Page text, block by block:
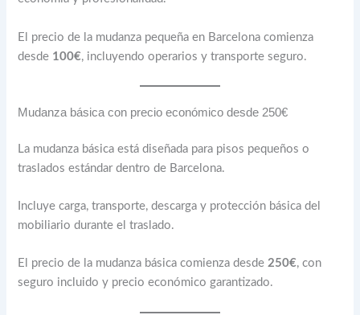
El precio de la mudanza pequeña en Barcelona comienza
desde 100€, incluyendo operarios y transporte seguro.
Mudanza básica con precio económico desde 250€
La mudanza básica está diseñada para pisos pequeños o
traslados estándar dentro de Barcelona.
Incluye carga, transporte, descarga y protección básica del
mobiliario durante el traslado.
El precio de la mudanza básica comienza desde250€, con
seguro incluido y precio económico garantizado.